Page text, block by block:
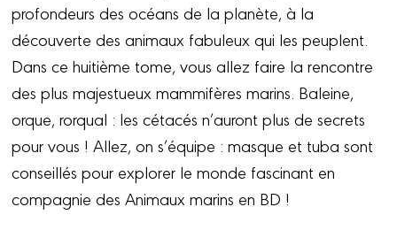
profondeurs des océans de la planète, à la
découverte des animaux fabuleux qui les peuplent.
Dans ce huitième tome, vous allez faire la rencontre
des plus majestueux mammifères marins. Baleine,
orque, rorqual : les cétacés n’auront plus de secrets
pour vous ! Allez, on s’équipe : masque et tuba sont
conseillés pour explorer le monde fascinant en
compagnie des Animaux marins en BD !